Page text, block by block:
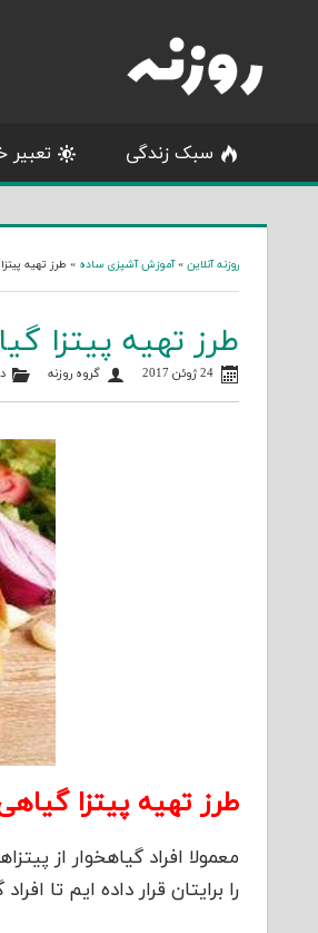
content
سبک زندگی تعبیر
روزنه آنلاین »آموزش آشپزی ساده » طرز تهیه
طرز تهیه پیتزا
24 ژوئن 2017 گروه روزنه
طرز تهیه پیتزا
معمولا افراد گیاهخوار از
را برایتان قرار داده ایم تا